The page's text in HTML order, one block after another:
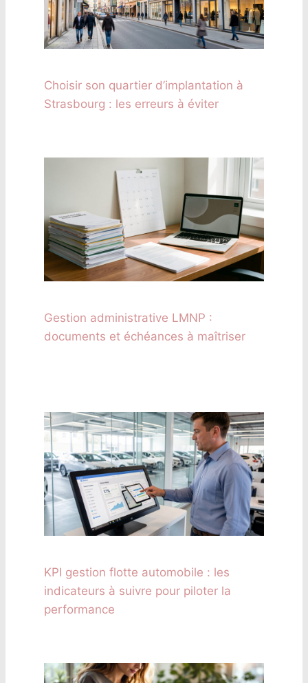
Choisir son quartier d’implantation à
Strasbourg : les erreurs à éviter
Gestion administrative LMNP :
documents et échéances à maîtriser
KPI gestion flotte automobile : les
indicateurs à suivre pour piloter la
performance